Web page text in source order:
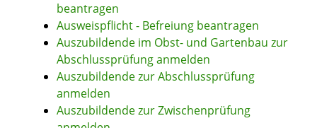
beantragen
Ausweispflicht - Befreiung beantragen
Auszubildende im Obst- und Gartenbau zur
Abschlussprüfung anmelden
Auszubildende zur Abschlussprüfung
anmelden
Auszubildende zur Zwischenprüfung